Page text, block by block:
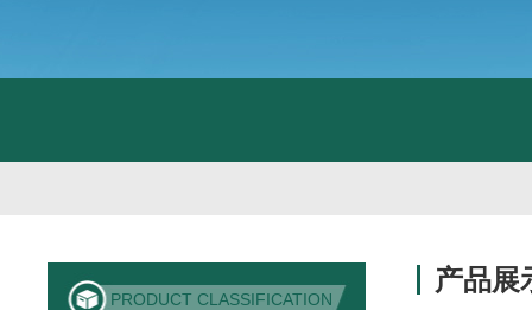
产品展
PRODUCT CLASSIFICATION